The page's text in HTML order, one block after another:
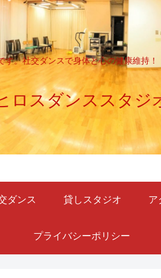
。社交ダンスで身体と心の健康維持
ロスダンススタジ
ダンス 貸しスタジオ ア
プライバシーポリシー